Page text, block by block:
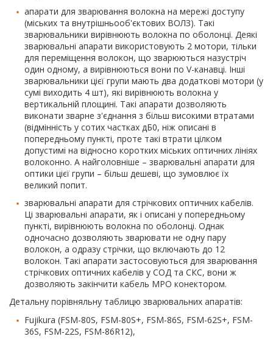
апарати для зварювання волокна на мережі доступу
(міських та внутрішньооб'єктових ВОЛЗ). Такі
зварювальники вирівнюють волокна по оболонці. Деякі
зварювальні апарати використовують 2 мотори, тільки
для переміщення волокон, що зварюються назустріч
один одному, а вирівнюються вони по V-канавці. Інші
зварювальники цієї групи мають два додаткові мотори (у
сумі виходить 4 шт), які вирівнюють волокна у
вертикальній площині. Такі апарати дозволяють
виконати зварне з'єднання з більш високими втратами
(відмінність у сотих частках дБ0, ніж описані в
попередньому пункті, проте такі втрати цілком
допустимі на відносно коротких міських оптичних лініях
волоконно. А найголовніше – зварювальні апарати для
оптики цієї групи – більш дешеві, що зумовлює їх
великий попит.
зварювальні апарати для стрічкових оптичних кабелів.
Ці зварювальні апарати, як і описані у попередньому
пункті, вирівнюють волокна по оболонці. Однак
одночасно дозволяють зварювати не одну пару
волокон, а одразу стрічки, що включають до 12
волокон. Такі апарати застосовуються для зварювання
стрічкових оптичних кабелів у СОД та СКС, вони ж
дозволяють закінчити кабель MPO конектором.
Детальну порівняльну таблицю зварювальних апаратів:
Fujikura (FSM-80S, FSM-80S+, FSM-86S, FSM-62S+, FSM-
36S, FSM-22S, FSM-86R12),